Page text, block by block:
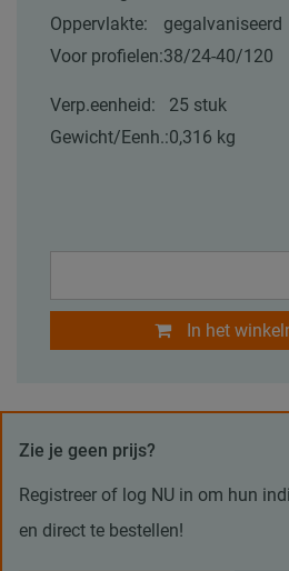
Oppervlakte:
gegalvaniseerd
Voor profielen:38/24-40/120
Verp.eenheid:
25 stuk
Gewicht/Eenh.:0,316 kg
In het
Zie je geen prijs?
Registreer of log NU in om hun
en direct te bestellen!